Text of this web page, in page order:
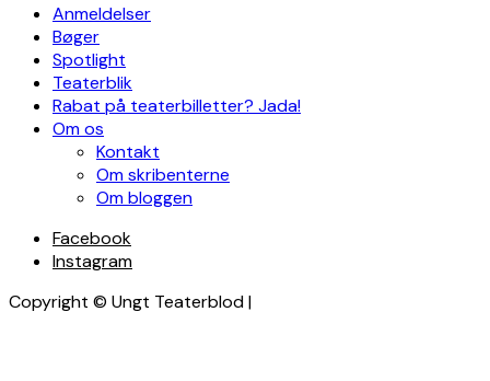
Anmeldelser
Bøger
Spotlight
Teaterblik
Rabat på teaterbilletter? Jada!
Om os
Kontakt
Om skribenterne
Om bloggen
Facebook
Instagram
Copyright © Ungt Teaterblod |